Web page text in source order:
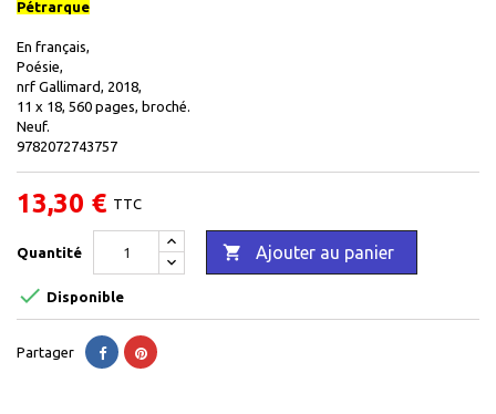
Pétrarque
En français,
Poésie,
nrf Gallimard, 2018,
11 x 18, 560 pages, broché.
Neuf.
9782072743757
13,30 € TTC
Quantité  Ajouter au panier
 Disponible
Partager